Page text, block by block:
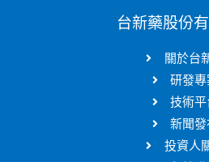
台新藥股份
關於台
研發專
技術平
新聞發
投資人